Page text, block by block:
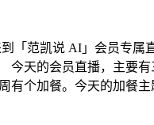
「范凯说 AI」会员专
今天的会员直播，主要
有个加餐。今天的加餐主